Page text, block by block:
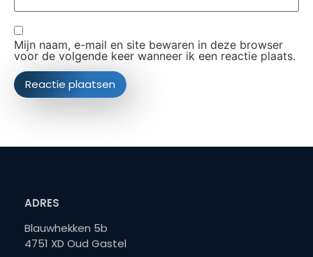
Mijn naam, e-mail en site bewaren in deze browser
voor de volgende keer wanneer ik een reactie plaats.
ADRES
Blauwhekken 5b
4751 XD Oud Gastel